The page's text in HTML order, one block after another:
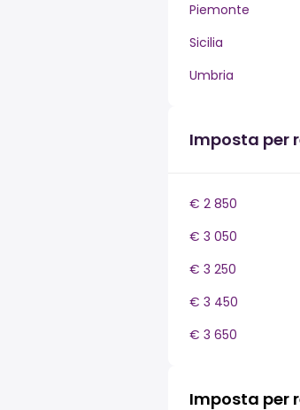
Piemonte
Sicilia
Umbria
Imposta per
€ 2 850
€ 3 050
€ 3 250
€ 3 450
€ 3 650
Imposta per